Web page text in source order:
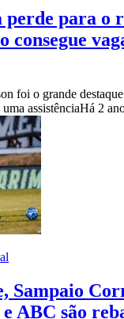
perde para o
consegue
foi o grande
assistênciaHá 2
Sampaio
ABC são